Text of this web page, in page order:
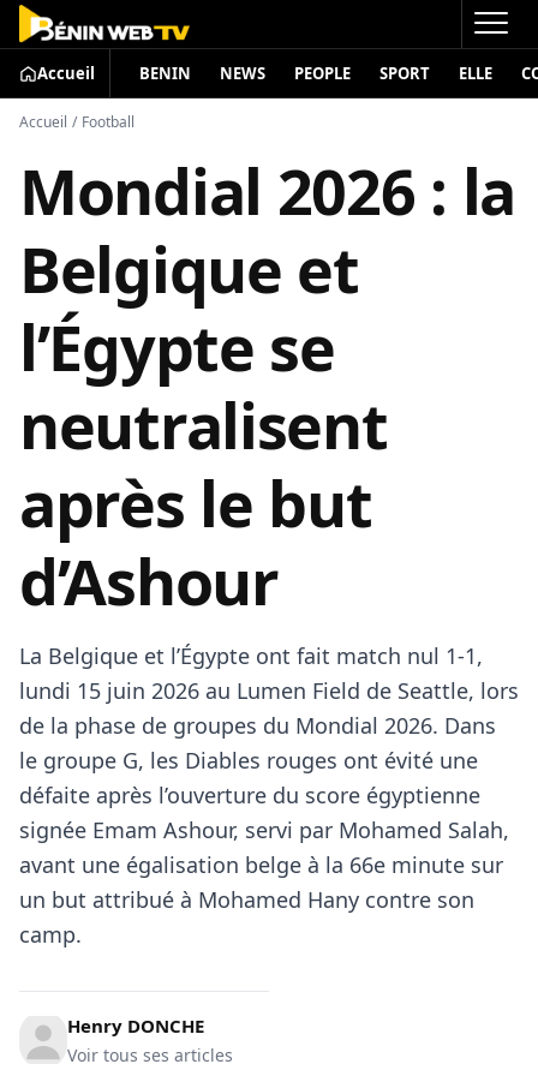
Accueil BENIN NEWS PEOPLE SPORT ELLE
Accueil / Football
Mondial 2026 : la
Belgique et
l’Égypte se
neutralisent
après le but
d’Ashour
La Belgique et l’Égypte ont fait match nul 1-1,
lundi 15 juin 2026 au Lumen Field de Seattle, lors
de la phase de groupes du Mondial 2026. Dans
le groupe G, les Diables rouges ont évité une
défaite après l’ouverture du score égyptienne
signée Emam Ashour, servi par Mohamed Salah,
avant une égalisation belge à la 66e minute sur
un but attribué à Mohamed Hany contre son
camp.
Henry DONCHE
Voir tous ses articles